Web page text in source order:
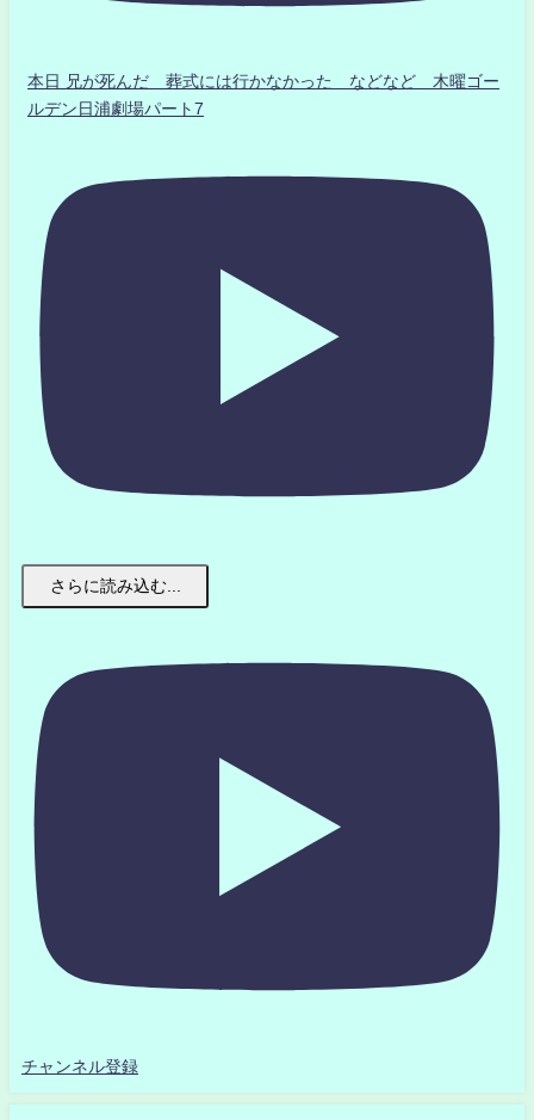
本日 兄が死んだ 葬式には行かなかった などなど 木曜ゴー
ルデン日浦劇場パート7
さらに読み込む...
チャンネル登録